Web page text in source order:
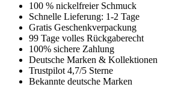
100 % nickelfreier Schmuck
Schnelle Lieferung: 1-2 Tage
Gratis Geschenkverpackung
99 Tage volles Rückgaberecht
100% sichere Zahlung
Deutsche Marken & Kollektionen
Trustpilot 4,7/5 Sterne
Bekannte deutsche Marken